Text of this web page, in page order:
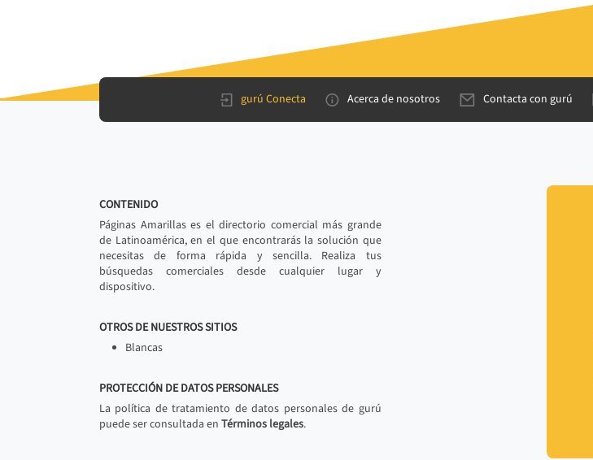
gurú Conecta Acerca de nosotros Contacta con gurú
CONTENIDO
Páginas Amarillas es el directorio comercial más grande
de Latinoamérica, en el que encontrarás la solución que
necesitas de forma rápida y sencilla. Realiza tus
búsquedas comerciales desde cualquier lugar y
dispositivo.
OTROS DE NUESTROS SITIOS
Blancas
PROTECCIÓN DE DATOS PERSONALES
La política de tratamiento de datos personales de gurú
puede ser consultada en Términos legales.